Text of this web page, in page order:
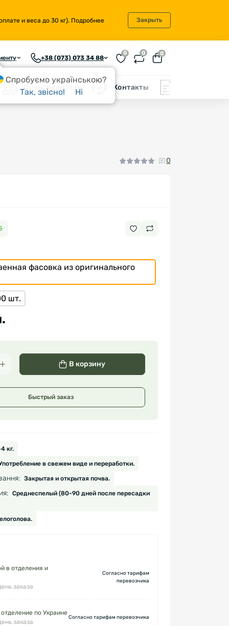
и веса до 30 кг). Подробнее Закрыть
+38 (073) 073 34 88
0 0 0
Производители Контакты
0
фасовка из оригинального
шт.
В корзину
Быстрый заказ
кг.
в свежем виде и переработки.
Закрытая и открытая почва.
Среднеспелый (80-90 дней после пересадки
в отделения и
заказа
Согласно тарифам
перевозчика
по Украине
заказа
Согласно тарифам перевозчика
Спробуємо українською?
Так, звісно!
Ні